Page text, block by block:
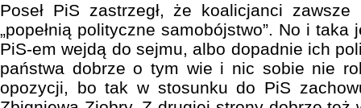
Poseł PiS zastrzegł, że koalicjanci
„popełnią polityczne samobójstwo”. No i
PiS-em wejdą do sejmu, albo dopadnie ich
państwa dobrze o tym wie i nic sobie nie
opozycji, bo tak w stosunku do PiS